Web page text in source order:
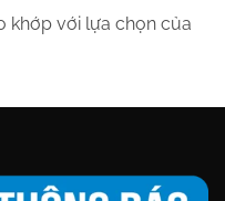
khớp với lựa chọn của